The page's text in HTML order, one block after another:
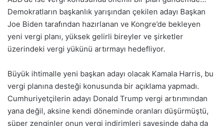
Demokratların başkanlık yarışından çekilen adayı Başkan
Joe Biden tarafından hazırlanan ve Kongre’de bekleyen
yeni vergi planı, yüksek gelirli bireyler ve şirketler
üzerindeki vergi yükünü artırmayı hedefliyor.
Büyük ihtimalle yeni başkan adayı olacak Kamala Harris, bu
vergi planına desteği konusunda bir açıklama yapmadı.
Cumhuriyetçilerin adayı Donald Trump vergi artırımından
yana değil, aksine kendi döneminde oranları düşürmüştü,
süper zenginler onun vergi indirimleri sayesinde daha da